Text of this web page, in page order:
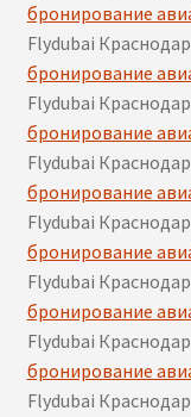
бронирование
Flydubai
бронирование
Flydubai
бронирование
Flydubai
бронирование
Flydubai
бронирование
Flydubai
бронирование
Flydubai
бронирование
Flydubai